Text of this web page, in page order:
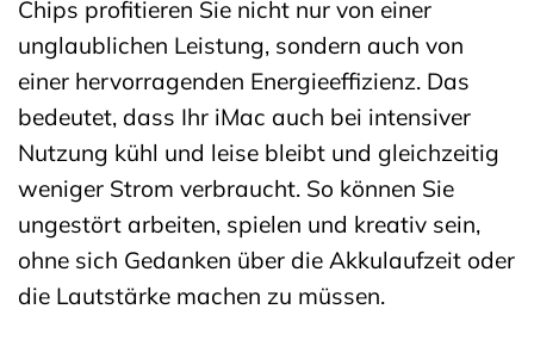
Chips profitieren Sie nicht nur von einer
unglaublichen Leistung, sondern auch von
einer hervorragenden Energieeffizienz. Das
bedeutet, dass Ihr iMac auch bei intensiver
Nutzung kühl und leise bleibt und gleichzeitig
weniger Strom verbraucht. So können Sie
ungestört arbeiten, spielen und kreativ sein,
ohne sich Gedanken über die Akkulaufzeit oder
die Lautstärke machen zu müssen.